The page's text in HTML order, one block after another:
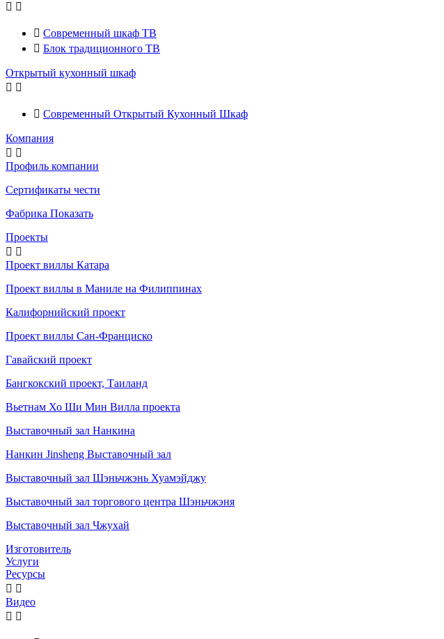
 
 Современный шкаф ТВ
 Блок традиционного ТВ
Открытый кухонный шкаф
 
 Современный Открытый Кухонный Шкаф
Компания
 
Профиль компании
Сертификаты чести
Фабрика Показать
Проекты
 
Проект виллы Катара
Проект виллы в Маниле на Филиппинах
Калифорнийский проект
Проект виллы Сан-Франциско
Гавайский проект
Бангкокский проект, Таиланд
Вьетнам Хо Ши Мин Вилла проекта
Выставочный зал Нанкина
Нанкин Jinsheng Выставочный зал
Выставочный зал Шэньчжэнь Хуамэйджу
Выставочный зал торгового центра Шэньчжэня
Выставочный зал Чжухай
Изготовитель
Услуги
Ресурсы
 
Видео
 